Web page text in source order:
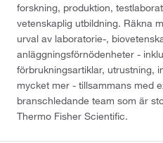
forskning, produktion,
vetenskaplig utbildning. Räkna
urval av laboratorie-,
anläggningsförnödenheter -
förbrukningsartiklar, utrustning,
mycket mer - tillsammans med
branschledande team som är
Thermo Fisher Scientific.